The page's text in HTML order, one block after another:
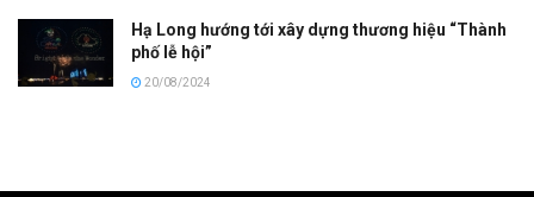
Hạ Long hướng tới xây dựng thương hiệu “Thành
phố lễ hội”
20/08/2024